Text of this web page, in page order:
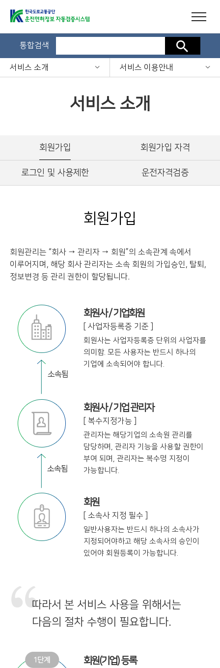
통합검색 검색
서비스 소개 서비스 이용안내
서비스 소개
회원가입 회원가입 자격
로그인 및 사용제한 운전자격검증
회원가입
회원관리는 “회사 → 관리자 → 회원”의 소속관계 속에서
이루어지며, 해당 회사 관리자는 소속 회원의 가입승인, 탈퇴,
정보변경 등 관리 권한이 할당됩니다.
회원사 / 기업회원
[ 사업자등록증 기준 ]
회원사는 사업자등록증 단위의 사업자를
의미함. 모든 사용자는 반드시 하나의
기업에 소속되어야 합니다.
회원사 / 기업 관리자
[ 복수지정가능 ]
관리자는 해당기업의 소속원 관리를
담당하며, 관리자 기능을 사용할 권한이
부여 되며, 관리자는 복수명 지정이
가능합니다.
회원
[ 소속사 지정 필수 ]
일반사용자는 반드시 하나의 소속사가
지정되어야하고 해당 소속사의 승인이
있어야 회원등록이 가능합니다.
따라서 본 서비스 사용을 위해서는
다음의 절차 수행이 필요합니다.
회원(기업) 등록